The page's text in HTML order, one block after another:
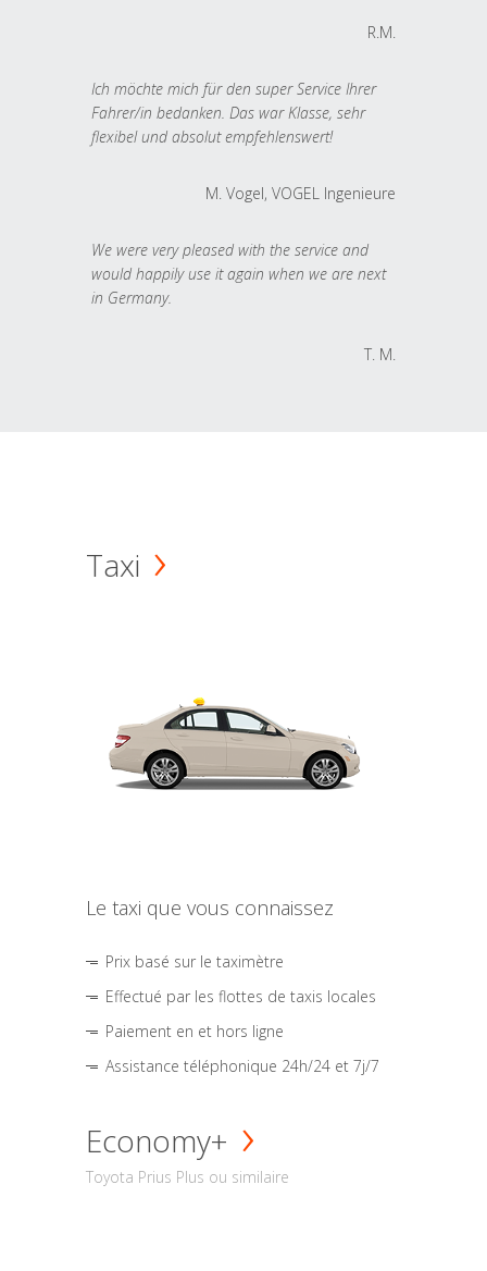
R.M.
Ich möchte mich für den super Service Ihrer
Fahrer/in bedanken. Das war Klasse, sehr
flexibel und absolut empfehlenswert!
M. Vogel, VOGEL Ingenieure
We were very pleased with the service and
would happily use it again when we are next
in Germany.
T. M.
Taxi
Le taxi que vous connaissez
Prix basé sur le taximètre
Effectué par les flottes de taxis locales
Paiement en et hors ligne
Assistance téléphonique 24h/24 et 7j/7
Economy+
Toyota Prius Plus ou similaire